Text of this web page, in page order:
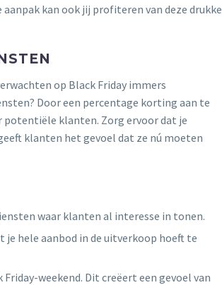
kan ook jij profiteren van deze drukke
op Black Friday immers
Door een percentage korting aan te
potentiële klanten. Zorg ervoor dat je
klanten het gevoel dat ze nú moeten
waar klanten al interesse in tonen.
hele aanbod in de uitverkoop hoeft te
weekend. Dit creëert een gevoel van